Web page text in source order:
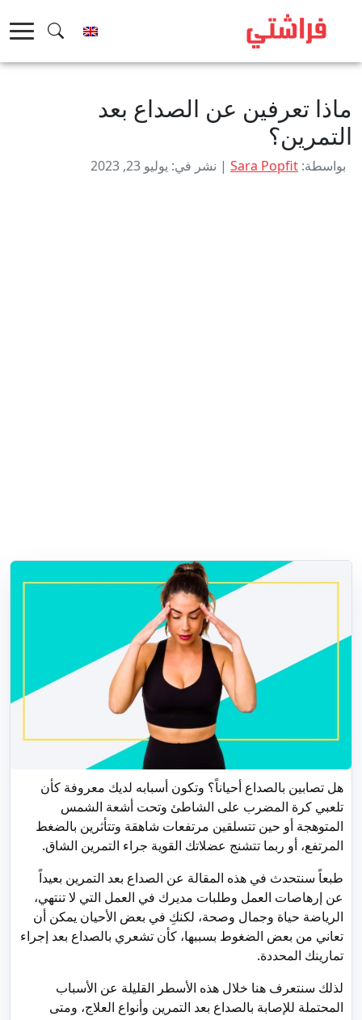
ماذا تعرفين عن الصداع بعد
التمرين؟
بواسطة: Sara Popfit | نشر في: يوليو 23, 2023
هل تصابين بالصداع أحياناً؟ وتكون أسبابه لديك معروفة كأن
تلعبي كرة المضرب على الشاطئ وتحت أشعة الشمس
المتوهجة أو حين تتسلقين مرتفعات شاهقة وتتأثرين بالضغط
المرتفع، أو ربما تتشنج عضلاتك القوية جراء التمرين الشاق.
طبعاً سنتحدث في هذه المقالة عن الصداع بعد التمرين بعيداً
عن إرهاصات العمل وطلبات مديرك في العمل التي لا تنتهي،
الرياضة حياة وجمال وصحة، لكنكِ في بعض الأحيان يمكن أن
تعاني من بعض الضغوط بسببها، كأن تشعري بالصداع بعد إجراء
تمارينك المحددة.
لذلك سنتعرف هنا خلال هذه الأسطر القليلة عن الأسباب
المحتملة للإصابة بالصداع بعد التمرين وأنواع العلاج، ومتى